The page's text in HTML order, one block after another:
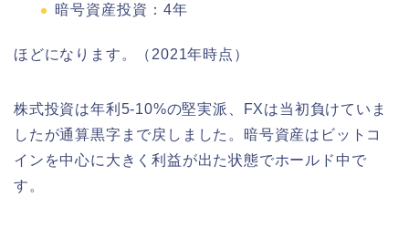
暗号資産投資：4年
ほどになります。（2021年時点）
株式投資は年利5-10%の堅実派、FXは当初負けていま
したが通算黒字まで戻しました。暗号資産はビットコ
インを中心に大きく利益が出た状態でホールド中で
す。